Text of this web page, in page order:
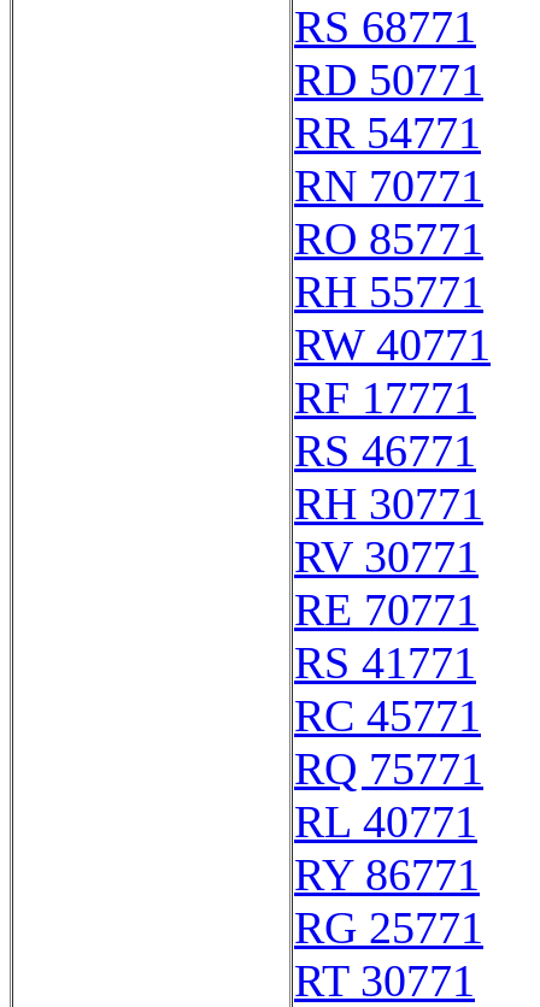
RS 68771
RD 50771
RR 54771
RN 70771
RO 85771
RH 55771
RW 40771
RF 17771
RS 46771
RH 30771
RV 30771
RE 70771
RS 41771
RC 45771
RQ 75771
RL 40771
RY 86771
RG 25771
RT 30771